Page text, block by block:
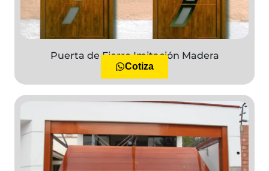
Puerta de Fierro Imitación Madera
Cotiza